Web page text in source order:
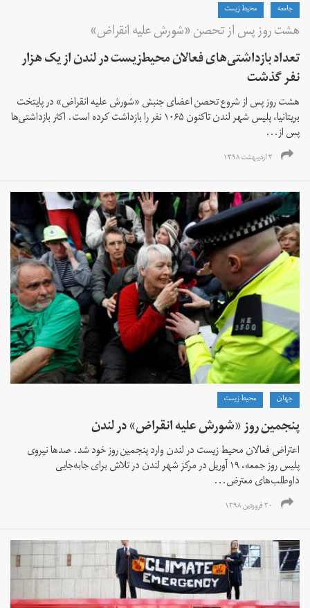
جامعه محیط زیست
هشت روز پس از تحصن «شورش علیه انقراض»
تعداد بازداشتی‌های فعالان محیط‌‌زیست در لندن از یک هزار
نفر گذشت
هشت روز پس از شروع تحصن اعضای جنبش «شورش علیه انقراض» در پایتخت
بریتانیا، پلیس شهر لندن تاکنون ۱۰۶۵ نفر را بازداشت کرده‌ است. اکثر بازداشتی‌ها
پس از...
۳ اردیبهشت ۱۳۹۸
جهان محیط زیست
پنجمین روز «شورش علیه انقراض» در لندن
اعتراض فعالان محیط‌ زیست در لندن وارد پنجمین روز خود شد. صدها نیروی
پلیس روز جمعه، ۱۹ آوریل در مرکز شهر لندن در تلاش برای جابه‌جایی
داوطلب‌های معترض...
۳۰ فروردین ۱۳۹۸